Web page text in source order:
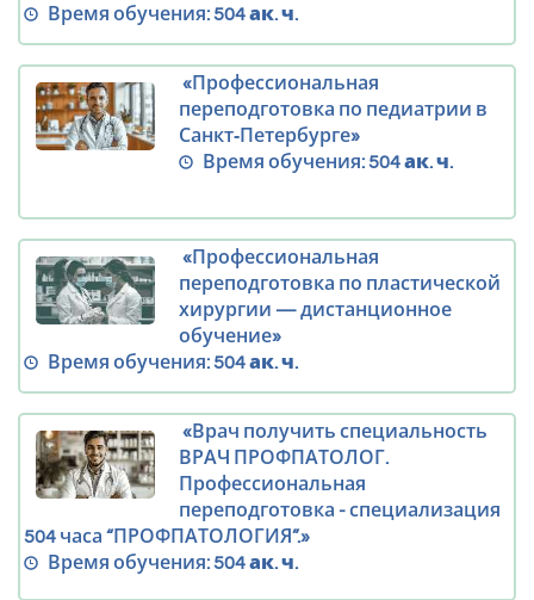
Время обучения:504 ак. ч.
«Профессиональная
переподготовка по педиатрии в
Санкт‑Петербурге»
Время обучения:504 ак. ч.
«Профессиональная
переподготовка по пластической
хирургии — дистанционное
обучение»
Время обучения:504 ак. ч.
«Врач получить специальность
ВРАЧ ПРОФПАТОЛОГ.
Профессиональная
переподготовка - специализация
504 часа “ПРОФПАТОЛОГИЯ”.»
Время обучения:504 ак. ч.